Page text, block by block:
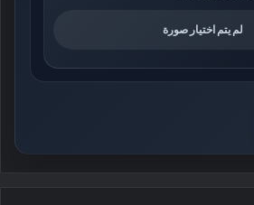
لم يتم اختيار صورة